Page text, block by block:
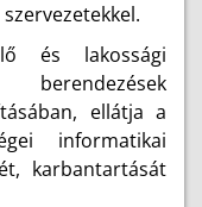
és lakossági
ellátja a
informatikai
karbantartását